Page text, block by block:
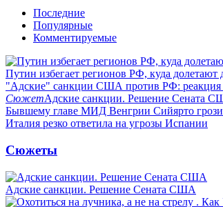
Последние
Популярные
Комментируемые
Путин избегает регионов РФ, куда
"Адские" санкции США против РФ: реакция
СюжетАдские санкции. Решение Сената
Бывшему главе МИД Венгрии Сийярто
Италия резко ответила на угрозы Испании
Сюжеты
Адские санкции. Решение Сената США